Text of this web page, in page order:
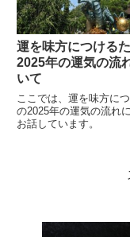
運を味方につける
2025年の運気の流
いて
ここでは、運を味方に
の2025年の運気の流れ
お話しています。